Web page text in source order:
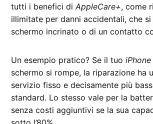
tutti i benefici diAppleCare+, come
illimitate per danni accidentali, che
schermo incrinato o di un contatto
Un esempio pratico? Se il tuoiPhone
schermo si rompe, la riparazione ha
servizio fisso e decisamente più
standard. Lo stesso vale per la
senza costi aggiuntivi se la sua